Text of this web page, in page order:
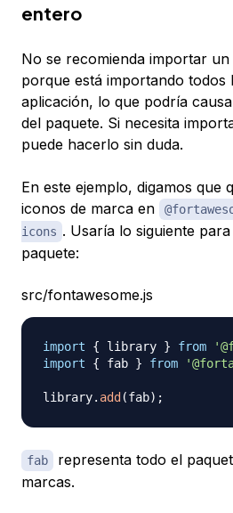
entero
No se recomienda importar
porque está importando todos
aplicación, lo que podría
del paquete. Si necesita
puede hacerlo sin duda.
En este ejemplo, digamos que
iconos de marca en
icons . Usaría lo siguiente
paquete:
src/fontawesome.js
import { library } from
import
{ fab } from
library. add (fab) ;
fab
representa todo el
marcas.